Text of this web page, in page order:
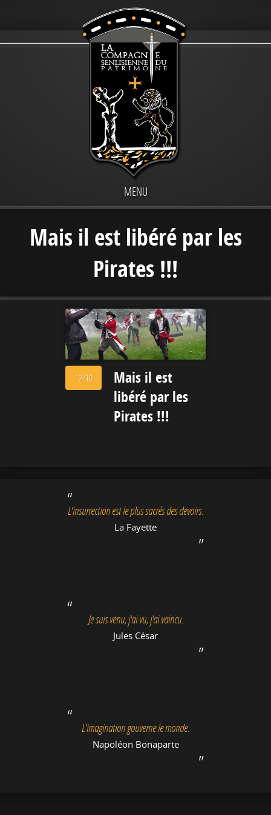
MENU
Mais il est libéré par les
Pirates !!!
12/10
Mais il est
libéré par les
Pirates !!!
L'insurrection est le plus sacrés des devoirs.
La Fayette
Je suis venu, j'ai vu, j'ai vaincu.
Jules César
L'imagination gouverne le monde.
Napoléon Bonaparte